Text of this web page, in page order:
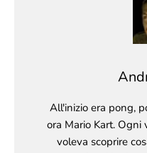
All'inizio era pong,
ora Mario Kart. Ogni
voleva scoprire